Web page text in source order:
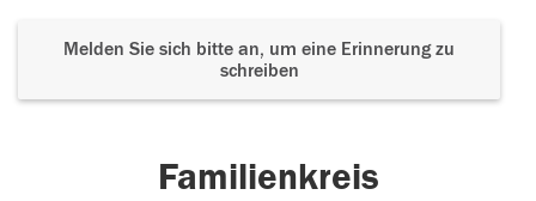
Melden Sie sich bitte an, um eine Erinnerung zu
schreiben
Familienkreis